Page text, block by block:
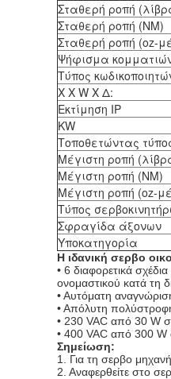
Σταθερή ροπή
Σταθερή ροπή (NM)
Σταθερή ροπή (oz-
Ψήφισμα
Τύπος
Χ Χ W Χ Δ:
Εκτίμηση IP
KW
Τοποθετώντας
Μέγιστη ροπή
Μέγιστη ροπή (NM)
Μέγιστη ροπή (oz-
Τύπος
Σφραγίδα άξονων
Υποκατηγορία
Η ιδανική σερβο
• 6 διαφορετικά
ονομαστικού κατά τη
• Αυτόματη
• Απόλυτη
• 230 VAC από 30 W
• 400 VAC από 300 W
Σημείωση:
1. Για τη σερβο
2. Αναφερθείτε στο